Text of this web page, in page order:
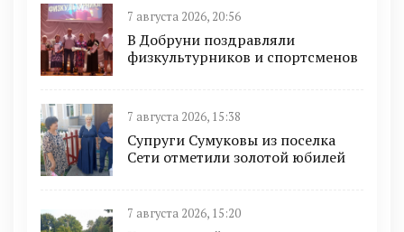
7 августа 2026, 20:56
В Добруни поздравляли
физкультурников и спортсменов
7 августа 2026, 15:38
Супруги Сумуковы из поселка
Сети отметили золотой юбилей
7 августа 2026, 15:20